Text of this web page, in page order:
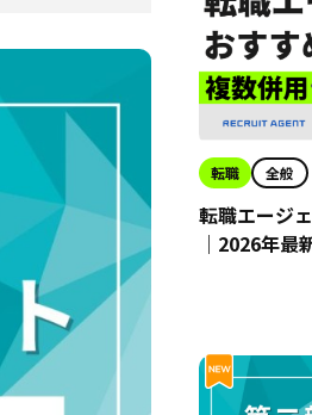
転職 全般
転職エージ
｜2026年最